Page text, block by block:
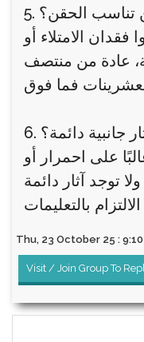
تناسب الحقن؟
الامتلاء أو
عادة من منتصف
جانبية دائمة؟
على احمرار أو
توجد آثار دائمة
Thu, 23 October 25 : 9:10
Visit / Join Group To